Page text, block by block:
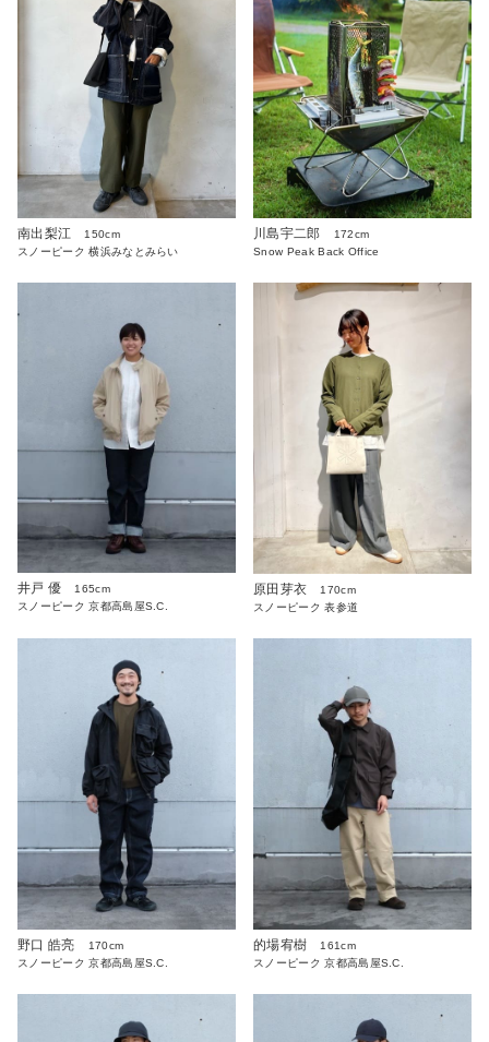
南出梨江
150cm
スノーピーク 横浜みなとみらい
川島宇二郎
172cm
Snow Peak Back Office
井戸 優
165cm
スノーピーク 京都高島屋S.C.
原田芽衣
170cm
スノーピーク 表参道
野口 皓亮
170cm
スノーピーク 京都高島屋S.C.
的場宥樹
161cm
スノーピーク 京都高島屋S.C.